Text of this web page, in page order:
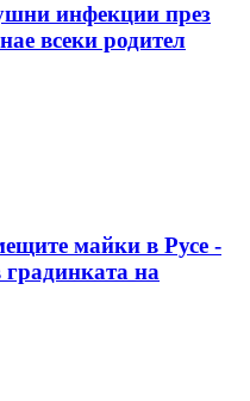
инфекции през
всеки родител
майки в Русе -
градинката на